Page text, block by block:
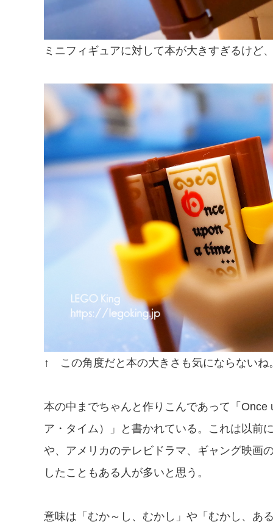
ミニフィギュアに対して本が大きすぎるけど
↑ この角度だと本の大きさも気にならないね
本の中までちゃんと作りこんであって「
ア・タイム）」と書かれている。これは以前
や、アメリカのテレビドラマ、ギャング映画
したこともある人が多いと思う。
意味は「むか～し、むかし」や「むかし、あ